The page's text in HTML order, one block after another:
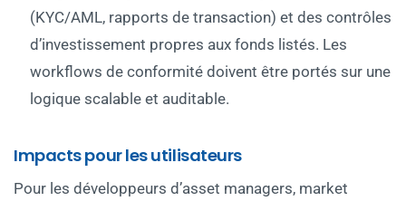
(KYC/AML, rapports de transaction) et des contrôles
d’investissement propres aux fonds listés. Les
workflows de conformité doivent être portés sur une
logique scalable et auditable.
Impacts pour les utilisateurs
Pour les développeurs d’asset managers, market